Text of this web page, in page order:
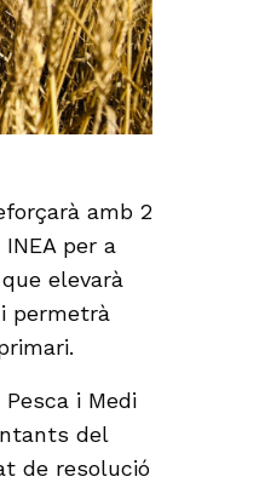
amb 2
per a
elevarà
permetrà
i Medi
del
de resolució